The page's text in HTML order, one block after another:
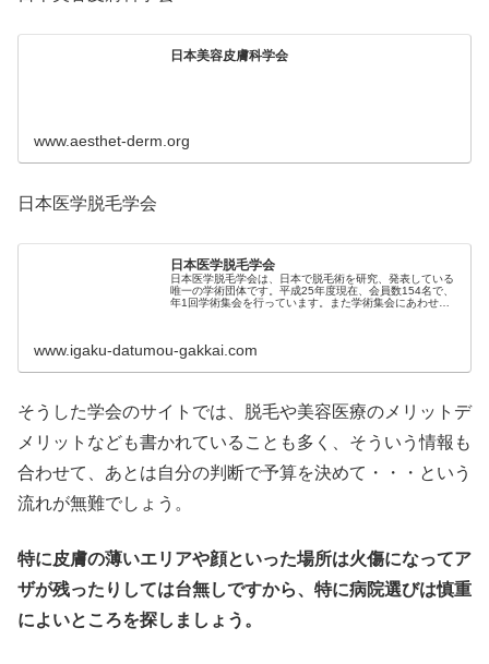
日本美容皮膚科学会
www.aesthet-derm.org
日本医学脱毛学会
日本医学脱毛学会
日本医学脱毛学会は、日本で脱毛術を研究、発表している
唯一の学術団体です。平成25年度現在、会員数154名で、
年1回学術集会を行っています。また学術集会にあわせて
www.igaku-datumou-gakkai.com
そうした学会のサイトでは、脱毛や美容医療のメリットデ
メリットなども書かれていることも多く、そういう情報も
合わせて、あとは自分の判断で予算を決めて・・・という
流れが無難でしょう。
特に皮膚の薄いエリアや顔といった場所は火傷になってア
ザが残ったりしては台無しですから、特に病院選びは慎重
によいところを探しましょう。